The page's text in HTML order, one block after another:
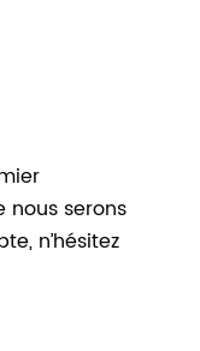
nous serons
n’hésitez